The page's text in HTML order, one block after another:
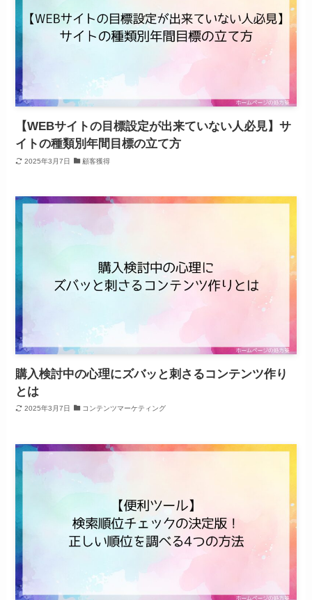
【WEBサイトの目標設定が出来ていない人必見】サ
イトの種類別年間目標の立て方
2025年3月7日 顧客獲得
購入検討中の心理にズバッと刺さるコンテンツ作り
とは
2025年3月7日 コンテンツマーケティング